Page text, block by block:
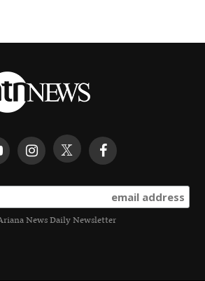
News Daily Newsletter